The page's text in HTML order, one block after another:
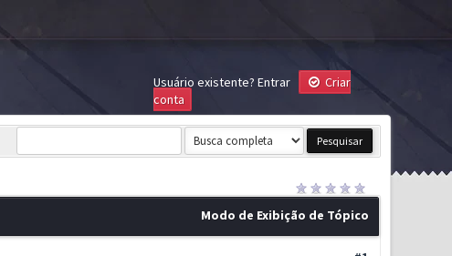
Usuário existente? Entrar
Criar
conta
Modo de Exibição de Tópico